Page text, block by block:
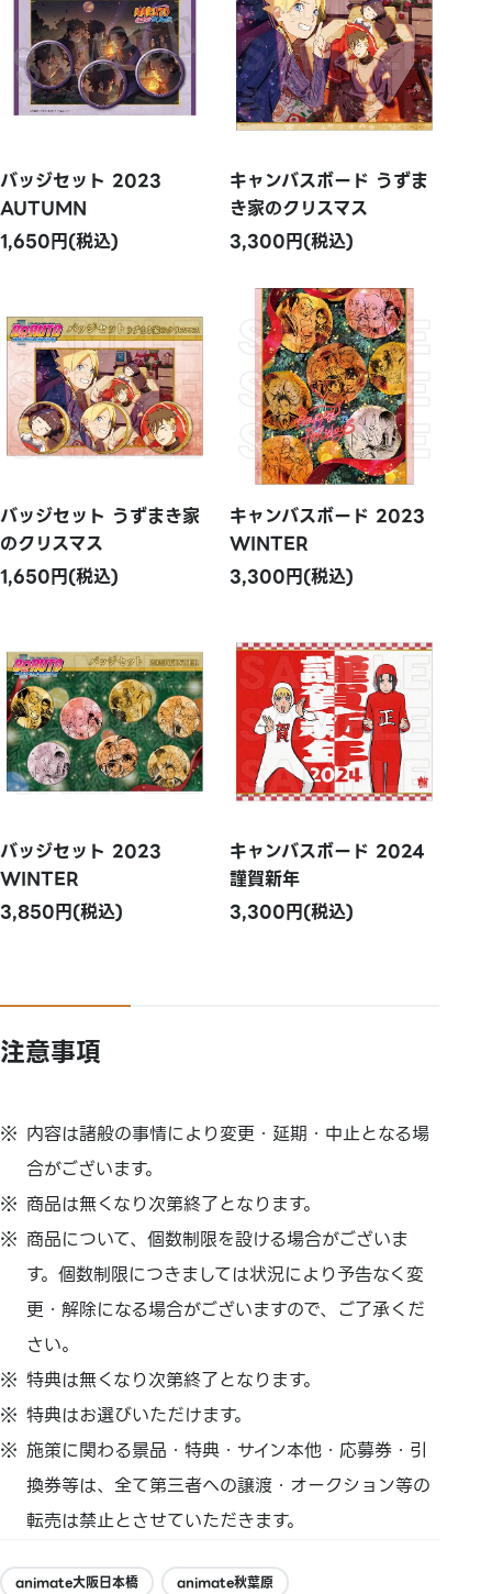
バッジセット 2023
AUTUMN
1,650円(税込)
キャンバスボード うずま
き家のクリスマス
3,300円(税込)
バッジセット うずまき家
のクリスマス
1,650円(税込)
キャンバスボード 2023
WINTER
3,300円(税込)
バッジセット 2023
WINTER
3,850円(税込)
キャンバスボード 2024
謹賀新年
3,300円(税込)
注意事項
内容は諸般の事情により変更・延期・中止となる場
合がございます。
商品は無くなり次第終了となります。
商品について、個数制限を設ける場合がございま
す。個数制限につきましては状況により予告なく変
更・解除になる場合がございますので、ご了承くだ
さい。
特典は無くなり次第終了となります。
特典はお選びいただけます。
施策に関わる景品・特典・サイン本他・応募券・引
換券等は、全て第三者への譲渡・オークション等の
転売は禁止とさせていただきます。
animate大阪日本橋 animate秋葉原